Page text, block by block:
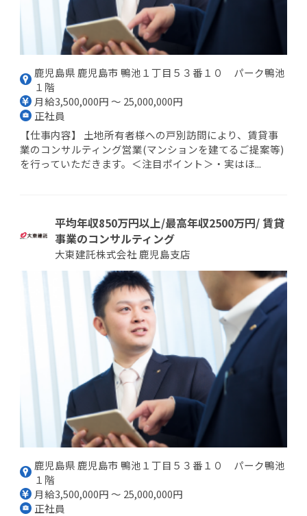
鹿児島県 鹿児島市 鴨池１丁目５３番１０ パーク鴨池
１階
月給3,500,000円 ～ 25,000,000円
正社員
【仕事内容】 土地所有者様への戸別訪問により、賃貸事
業のコンサルティング営業(マンションを建てるご提案等)
を行っていただきます。＜注目ポイント＞・実はほ...
平均年収850万円以上/最高年収2500万円/ 賃貸
事業のコンサルティング
大東建託株式会社 鹿児島支店
鹿児島県 鹿児島市 鴨池１丁目５３番１０ パーク鴨池
１階
月給3,500,000円 ～ 25,000,000円
正社員